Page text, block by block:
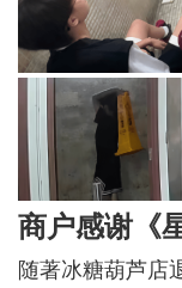
商户感谢《
随著冰糖葫芦店